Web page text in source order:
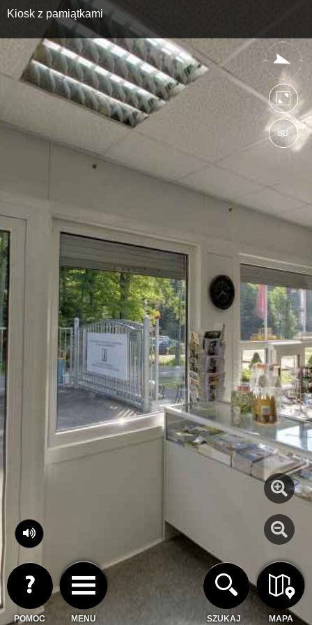
https://bobrka.wkraj.pl
Mapa serwisu
Kiosk z pamiątkami
MENU MAPA
POMOC
SD
SZUKAJ